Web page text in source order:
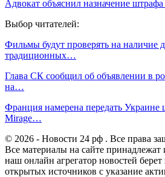
Адвокат объяснил назначение
Выбор читателей:
Фильмы будут проверять на наличие
традиционных…
Глава СК сообщил об объявлении в
на…
Франция намерена передать Украине
Mirage…
© 2026 - Новости 24 рф . Все права
Все материалы на сайте принадлежат
наш онлайн агрегатор новостей
открытых источников с указание